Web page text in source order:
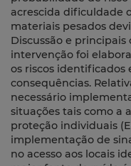
acrescida dificuldade
materiais pesados
Discussão e principais
intervenção foi
os riscos identificados
consequências.
necessário
situações tais como a
proteção individuais
implementação de
no acesso aos locais